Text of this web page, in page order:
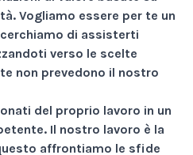
. Vogliamo essere per te un
di assisterti
verso le scelte
non prevedono il nostro
del proprio lavoro in un
Il nostro lavoro è la
affrontiamo le sfide